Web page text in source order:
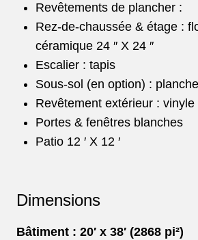
Revêtements de plancher :
Rez-de-chaussée & étage :
céramique 24 ″ X 24 ″
Escalier : tapis
Sous-sol (en option) :
Revêtement extérieur : vinyle
Portes & fenêtres blanches
Patio 12 ′ X 12 ′
Dimensions
Bâtiment : 20′ x 38′ (2868 pi²)